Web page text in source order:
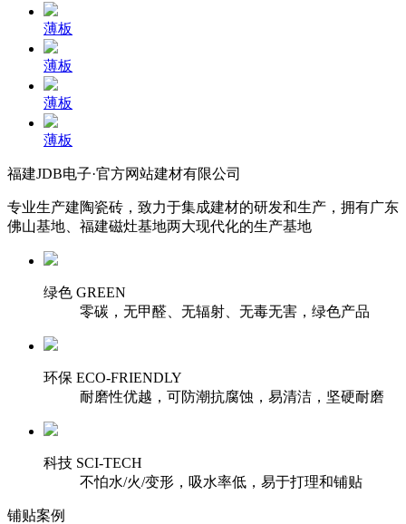
薄板
薄板
薄板
薄板
福建JDB电子·官方网站建材有限公司
专业生产建陶瓷砖，致力于集成建材的研发和生产，拥有广东
佛山基地、福建磁灶基地两大现代化的生产基地
绿色 GREEN
零碳，无甲醛、无辐射、无毒无害，绿色产品
环保 ECO-FRIENDLY
耐磨性优越，可防潮抗腐蚀，易清洁，坚硬耐磨
科技 SCI-TECH
不怕水/火/变形，吸水率低，易于打理和铺贴
铺贴案例